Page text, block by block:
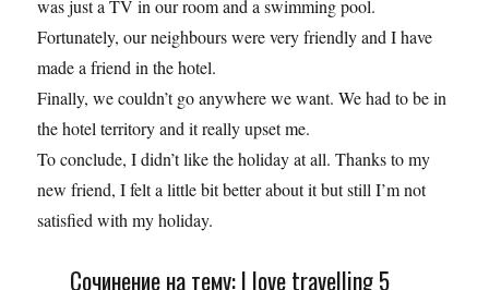
was just a TV in our room and a swimming pool.
Fortunately, our neighbours were very friendly and I have
made a friend in the hotel.
Finally, we couldn’t go anywhere we want. We had to be in
the hotel territory and it really upset me.
To conclude, I didn’t like the holiday at all. Thanks to my
new friend, I felt a little bit better about it but still I’m not
satisfied with my holiday.
Сочинение на тему: I love travelling 5